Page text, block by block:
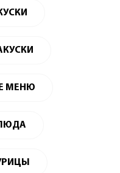
МЕНЮ